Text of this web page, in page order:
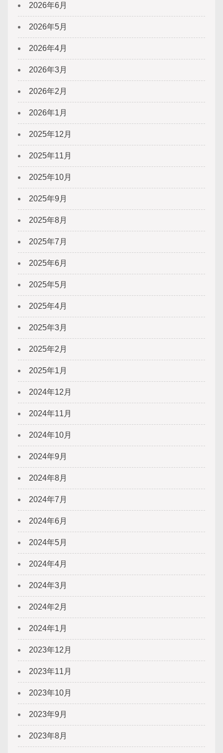
2026年6月
2026年5月
2026年4月
2026年3月
2026年2月
2026年1月
2025年12月
2025年11月
2025年10月
2025年9月
2025年8月
2025年7月
2025年6月
2025年5月
2025年4月
2025年3月
2025年2月
2025年1月
2024年12月
2024年11月
2024年10月
2024年9月
2024年8月
2024年7月
2024年6月
2024年5月
2024年4月
2024年3月
2024年2月
2024年1月
2023年12月
2023年11月
2023年10月
2023年9月
2023年8月